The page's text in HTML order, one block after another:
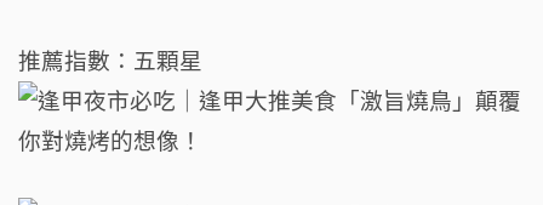
推薦指數：五顆星